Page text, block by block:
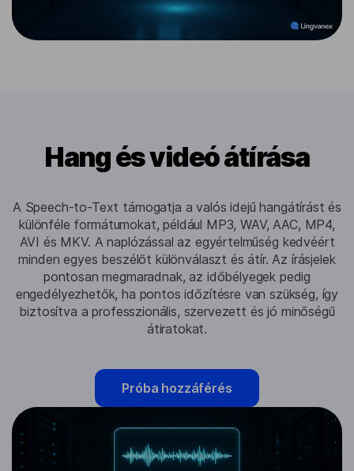
Hang és videó átírása
A Speech-to-Text támogatja a valós idejű hangátírást és
különféle formátumokat, például MP3, WAV, AAC, MP4,
AVI és MKV. A naplózással az egyértelműség kedvéért
minden egyes beszélőt különválaszt és átír. Az írásjelek
pontosan megmaradnak, az időbélyegek pedig
engedélyezhetők, ha pontos időzítésre van szükség, így
biztosítva a professzionális, szervezett és jó minőségű
átiratokat.
Próba hozzáférés